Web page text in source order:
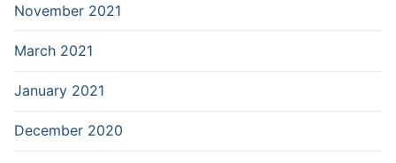
November 2021
March 2021
January 2021
December 2020